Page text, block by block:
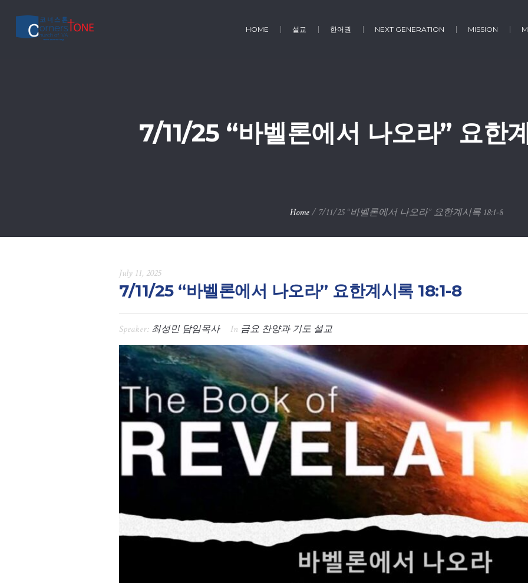
HOME 설교 한어권 NEXT GENERATION MISSION
7/11/25 “바벨론에서 나오라” 요한
Home / 7/11/25 “바벨론에서 나오라” 요한계시록 18:1-8
July 11, 2025
7/11/25 “바벨론에서 나오라” 요한계시록 18:1-8
Speaker: 최성민 담임목사 In 금요 찬양과 기도 설교